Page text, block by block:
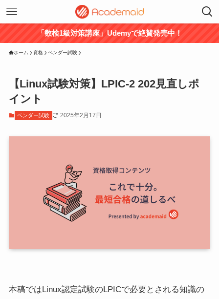
「数検1級対策講座」Udemyで絶賛発売中！
ホーム 資格 ベンダー試験
【Linux試験対策】LPIC-2 202見直しポ
イント
ベンダー試験 2025年2月17日
本稿ではLinux認定試験のLPICで必要とされる知識の